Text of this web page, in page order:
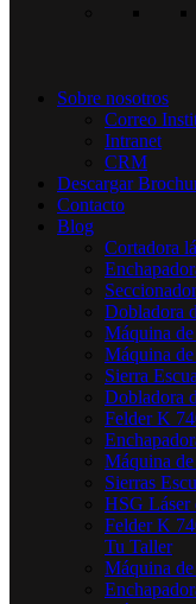
Sobre nosotros
Correo
Intranet
CRM
Descargar
Contacto
Blog
Cortadora
Dobladora
Máquina
Máquina
Sierra
Dobladora
Felder K
Máquina
Sierras
HSG Láser
Felder K
Tu Taller
Máquina